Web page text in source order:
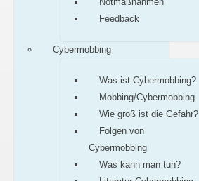
Feedback
Cybermobbing
Was ist Cybermobbing?
Mobbing/Cybermobbing
Wie groß ist die Gefahr?
Folgen von
Cybermobbing
Was kann man tun?